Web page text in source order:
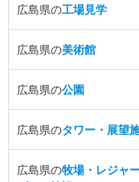
広島県の工場見学
広島県の美術館
広島県の公園
広島県のタワー・展望
広島県の牧場・レジャ